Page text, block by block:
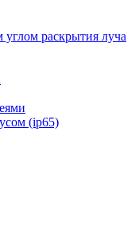
раскрытия луча
(ip65)